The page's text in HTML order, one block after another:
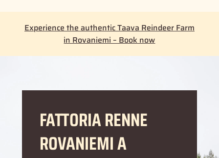
Experience the authentic Taava Reindeer Farm
in Rovaniemi – Book now
FATTORIA RENNE
ROVANIEMI A